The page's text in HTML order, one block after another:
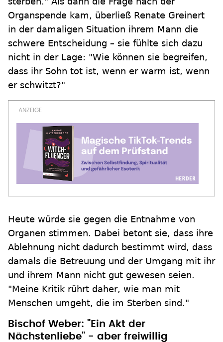
Organspende kam, überließ Renate Greinert
in der damaligen Situation ihrem Mann die
schwere Entscheidung – sie fühlte sich dazu
nicht in der Lage: "Wie können sie begreifen,
dass ihr Sohn tot ist, wenn er warm ist, wenn
er schwitzt?"
Heute würde sie gegen die Entnahme von
Organen stimmen. Dabei betont sie, dass ihre
Ablehnung nicht dadurch bestimmt wird, dass
damals die Betreuung und der Umgang mit ihr
und ihrem Mann nicht gut gewesen seien.
"Meine Kritik rührt daher, wie man mit
Menschen umgeht, die im Sterben sind."
Bischof Weber: "Ein Akt der
Nächstenliebe" - aber freiwillig